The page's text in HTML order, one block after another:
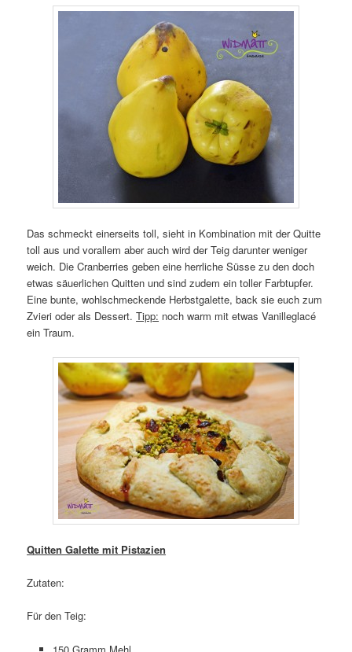
Das schmeckt einerseits toll, sieht in Kombination mit der Quitte
toll aus und vorallem aber auch wird der Teig darunter weniger
weich. Die Cranberries geben eine herrliche Süsse zu den doch
etwas säuerlichen Quitten und sind zudem ein toller Farbtupfer.
Eine bunte, wohlschmeckende Herbstgalette, back sie euch zum
Zvieri oder als Dessert.Tipp: noch warm mit etwas Vanilleglacé
ein Traum.
Quitten Galette mit Pistazien
Zutaten:
Für den Teig:
150 Gramm Mehl